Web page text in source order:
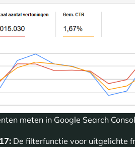
meten in Google Search
De filterfunctie voor uitgelichte